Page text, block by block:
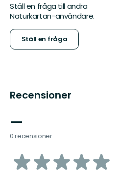
Ställ en fråga till andra
Naturkartan-användare.
Ställ en fråga
Recensioner
—
0 recensioner
av